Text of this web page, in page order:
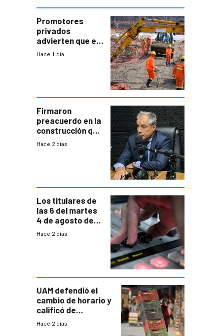
enorme
potencial
Promotores
privados
advierten que el
nuevo convenio
a revisar
proyectos
Hace 1 día
Firmaron
preacuerdo en la
construcción que
comprende
Hace 2 días
Los titulares de
las 6 del martes
4 de agosto de
2026
Hace 2 días
UAM defendió el
cambio de horario y
calificó de
“desproporcionado”
Hace 2 días